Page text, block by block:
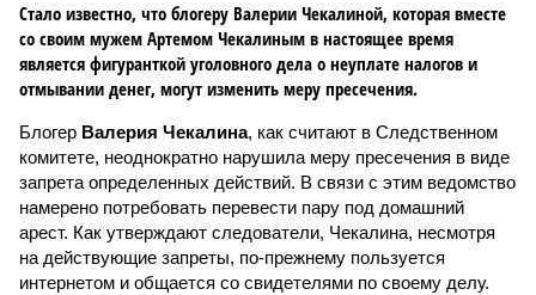
Стало известно, что блогеру Валерии Чекалиной, которая вместе
со своим мужем Артемом Чекалиным в настоящее время
является фигуранткой уголовного дела о неуплате налогов и
отмывании денег, могут изменить меру пресечения.
Блогер Валерия Чекалина, как считают в Следственном
комитете, неоднократно нарушила меру пресечения в виде
запрета определенных действий. В связи с этим ведомство
намерено потребовать перевести пару под домашний
арест. Как утверждают следователи, Чекалина, несмотря
на действующие запреты, по-прежнему пользуется
интернетом и общается со свидетелями по своему делу.